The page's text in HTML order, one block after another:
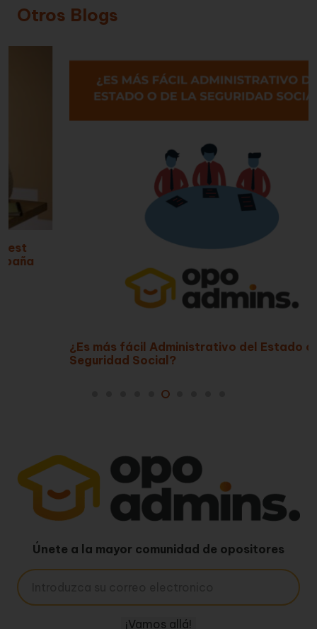
Otros Blogs
¿Es más fácil Administrativo del Estado o de la
Seguridad Social?
Únete a la mayor comunidad de opositores